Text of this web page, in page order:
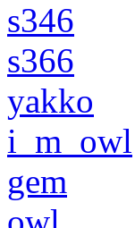
s346
s366
yakko
i_m_owl
gem